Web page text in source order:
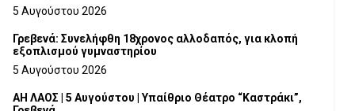
5 Αυγούστου 2026
Γρεβενά: Συνελήφθη 18χρονος αλλοδαπός, για κλοπή
εξοπλισμού γυμναστηρίου
5 Αυγούστου 2026
ΑΗ ΛΑΟΣ | 5 Αυγούστου | Υπαίθριο Θέατρο “Καστράκι”,